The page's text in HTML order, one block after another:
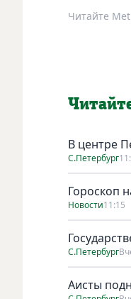
Читайте
В центре
С.Петербург
Гороскоп
Новости11:15
С.Петербург
Аисты